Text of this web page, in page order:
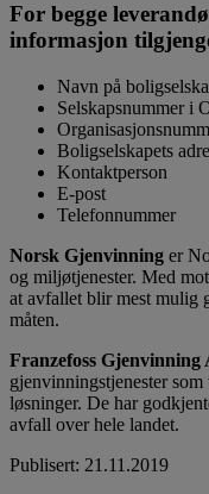
For begge
informasjon
Navn på
Selskapsnummer i
Boligselskapets
Kontaktperson
E-post
Telefonnummer
Norsk Gjenvinning er
og miljøtjenester. Med
at avfallet blir mest mulig
måten.
Franzefoss Gjenvinning
gjenvinningstjenester
løsninger. De har
avfall over hele landet.
Publisert: 21.11.2019